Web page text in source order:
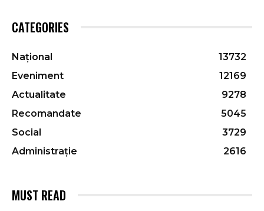
CATEGORIES
Național
13732
Eveniment
12169
Actualitate
9278
Recomandate
5045
Social
3729
Administrație
2616
MUST READ